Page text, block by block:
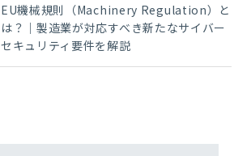
EU機械規則（Machinery Regulation）と
は？｜製造業が対応すべき新たなサイバー
セキュリティ要件を解説